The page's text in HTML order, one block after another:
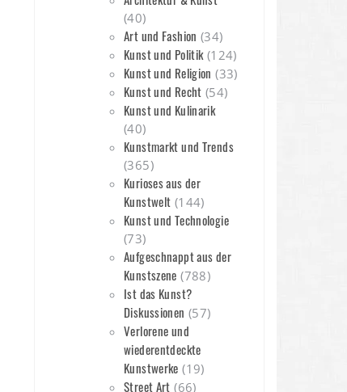
(40)
Art und Fashion (34)
Kunst und Politik(124)
Kunst und Religion (33)
Kunst und Recht (54)
Kunst und Kulinarik
(40)
Kunstmarkt und Trends
(365)
Kurioses aus der
Kunstwelt (144)
Kunst und Technologie
(73)
Aufgeschnappt aus der
Kunstszene (788)
Ist das Kunst?
Diskussionen (57)
Verlorene und
wiederentdeckte
Kunstwerke (19)
Street Art (66)